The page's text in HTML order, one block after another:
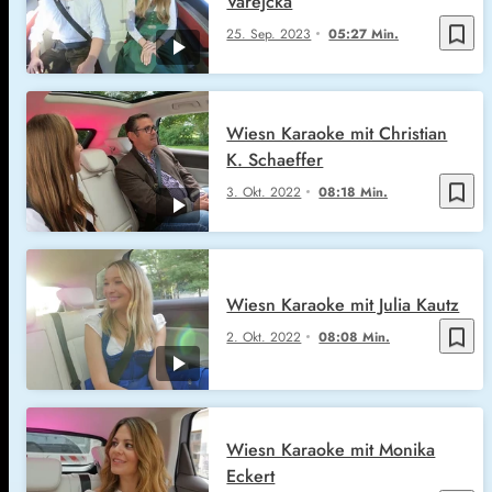
bookmark_border
25. Sep. 2023 05:27 Min.
bookmark_border
3. Okt. 2022 08:18 Min.
Wiesn Karaoke mit Christian
K. Schaeffer
bookmark_border
2. Okt. 2022 08:08 Min.
Wiesn Karaoke mit Julia Kautz
Wiesn Karaoke mit Monika
Eckert